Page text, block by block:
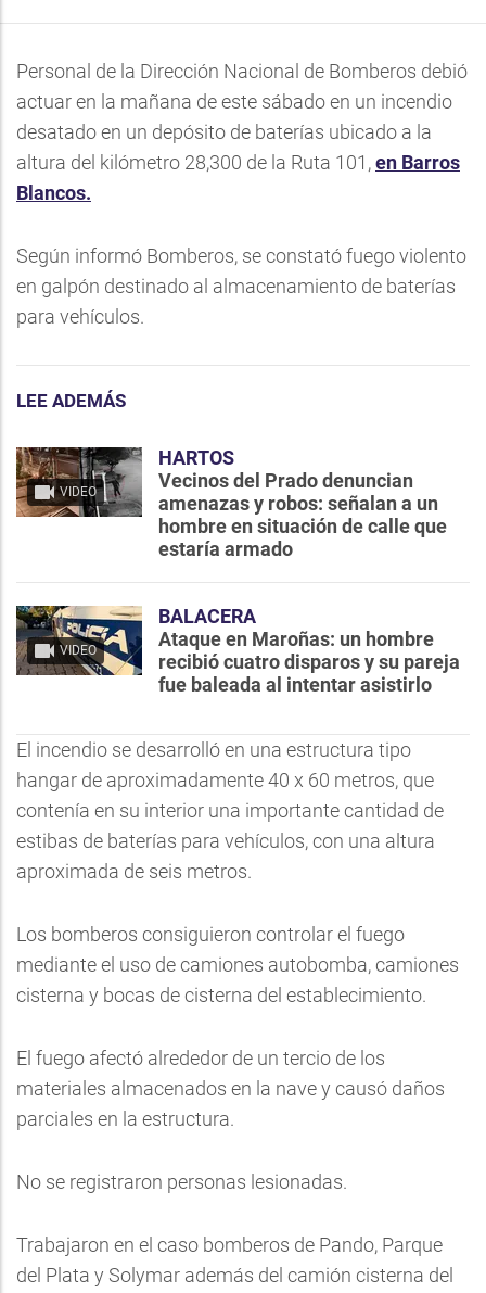
Personal de la Dirección Nacional de Bomberos debió
actuar en la mañana de este sábado en un incendio
desatado en un depósito de baterías ubicado a la
altura del kilómetro 28,300 de la Ruta 101,en Barros
Blancos.
Según informó Bomberos, se constató fuego violento
en galpón destinado al almacenamiento de baterías
para vehículos.
LEE ADEMÁS
VIDEO
HARTOS
Vecinos del Prado denuncian
amenazas y robos: señalan a un
hombre en situación de calle que
estaría armado
VIDEO
BALACERA
Ataque en Maroñas: un hombre
recibió cuatro disparos y su pareja
fue baleada al intentar asistirlo
El incendio se desarrolló en una estructura tipo
hangar de aproximadamente 40 x 60 metros, que
contenía en su interior una importante cantidad de
estibas de baterías para vehículos, con una altura
aproximada de seis metros.
Los bomberos consiguieron controlar el fuego
mediante el uso de camiones autobomba, camiones
cisterna y bocas de cisterna del establecimiento.
El fuego afectó alrededor de un tercio de los
materiales almacenados en la nave y causó daños
parciales en la estructura.
No se registraron personas lesionadas.
Trabajaron en el caso bomberos de Pando, Parque
del Plata y Solymar además del camión cisterna del